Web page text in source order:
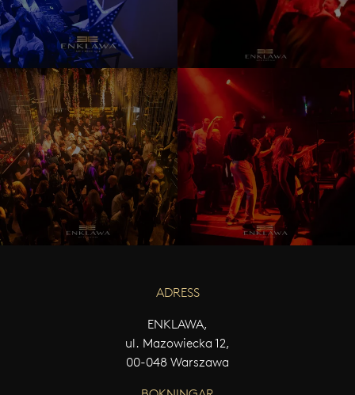
ADRESS
ENKLAWA,
ul. Mazowiecka 12,
00-048 Warszawa